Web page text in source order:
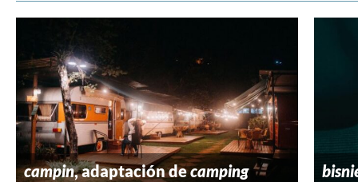
campin, adaptación decamping